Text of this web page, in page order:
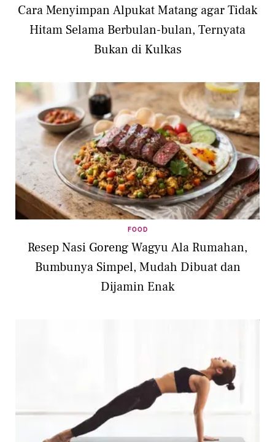
Cara Menyimpan Alpukat Matang agar Tidak
Hitam Selama Berbulan-bulan, Ternyata
Bukan di Kulkas
FOOD
Resep Nasi Goreng Wagyu Ala Rumahan,
Bumbunya Simpel, Mudah Dibuat dan
Dijamin Enak